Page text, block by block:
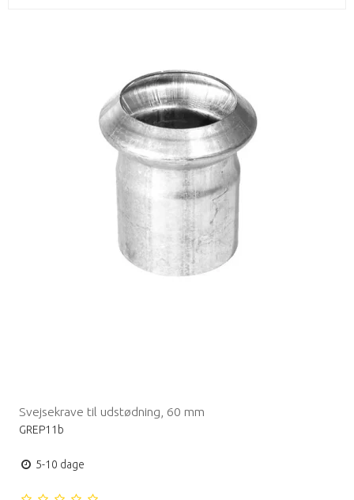
Svejsekrave til udstødning, 60 mm
GREP11b
5-10 dage